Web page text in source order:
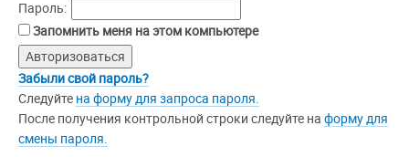
Пароль:
Запомнить меня на этом компьютере
Забыли свой пароль?
Следуйте на форму для запроса пароля.
После получения контрольной строки следуйте на форму для
смены пароля.